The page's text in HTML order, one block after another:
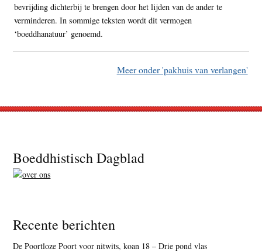
bevrijding dichterbij te brengen door het lijden van de ander te
verminderen. In sommige teksten wordt dit vermogen
‘boeddhanatuur’ genoemd.
Meer onder 'pakhuis van verlangen'
Footer
Boeddhistisch Dagblad
Recente berichten
De Poortloze Poort voor nitwits, koan 18 – Drie pond vlas